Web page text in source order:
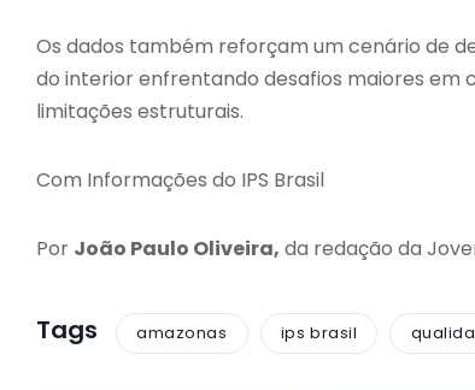
Os dados também reforçam um cenário de
do interior enfrentando desafios maiores
limitações estruturais.
Com Informações do IPS Brasil
Por João Paulo Oliveira, da redação da
Tags amazonas ips brasil